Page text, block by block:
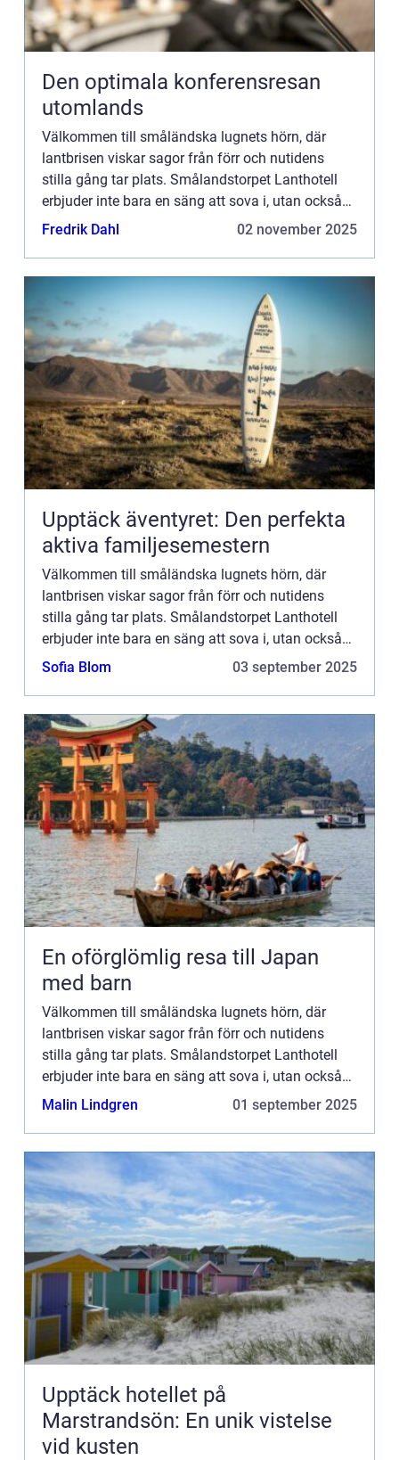
Den optimala konferensresan
utomlands
Välkommen till småländska lugnets hörn, där
lantbrisen viskar sagor från förr och nutidens
stilla gång tar plats. Smålandstorpet Lanthotell
erbjuder inte bara en säng att sova i, utan också
en oas bortom stadens brus, där tiden tycks
Fredrik Dahl 02 november 2025
Upptäck äventyret: Den perfekta
aktiva familjesemestern
Välkommen till småländska lugnets hörn, där
lantbrisen viskar sagor från förr och nutidens
stilla gång tar plats. Smålandstorpet Lanthotell
erbjuder inte bara en säng att sova i, utan också
en oas bortom stadens brus, där tiden tycks
Sofia Blom 03 september 2025
En oförglömlig resa till Japan
med barn
Välkommen till småländska lugnets hörn, där
lantbrisen viskar sagor från förr och nutidens
stilla gång tar plats. Smålandstorpet Lanthotell
erbjuder inte bara en säng att sova i, utan också
en oas bortom stadens brus, där tiden tycks
Malin Lindgren 01 september 2025
Upptäck hotellet på
Marstrandsön: En unik vistelse
vid kusten